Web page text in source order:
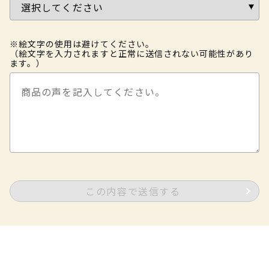
※絵文字の使用は避けてください。
（絵文字を入力されますと正常に送信されない可能性があり
ます。）
この内容で送信する